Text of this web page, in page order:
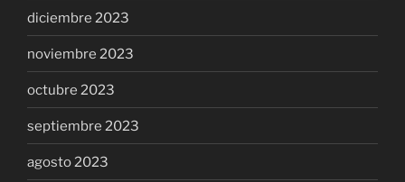
diciembre 2023
noviembre 2023
octubre 2023
septiembre 2023
agosto 2023